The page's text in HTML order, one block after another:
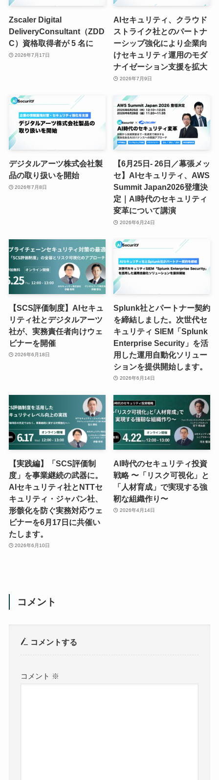
Zscaler Digital
DeliveryConsultant（ZDD
C）資格取得者が 5 名に
2026年7月17日
AIセキュリティ、クラウド
ストライク社とのパートナ
ーシップ強化により企業向
けセキュリティ運用のモダ
ナイゼーション支援を拡大
2026年7月9日
デジタルアーツ株式会社製
品の取り扱いを開始
2026年7月8日
【6月25日- 26日／幕張メッ
セ】AIセキュリティ、AWS
Summit Japan2026登壇決
定｜AI時代のセキュリティ
変革について講演
2026年6月24日
【SCS評価制度】AIセキュ
リティ社とデジタルアーツ
社が、実務責任者向けウェ
ビナーを開催
2026年6月18日
Splunk社とパートナー契約
を締結しました。次世代セ
キュリティ SIEM「Splunk
Enterprise Security」を活
用した運用自動化ソリュー
ションを提供開始します。
2026年6月14日
【実践編】「SCS評価制
度」を事業継続の武器に。
AIセキュリティ社とNTTセ
キュリティ・ジャパン社、
形骸化を防ぐ実務対応ウェ
ビナーを6月17日に共催い
たします。
2026年6月10日
AI時代のセキュリティ投資
戦略 〜「リスク可視化」と
「人材育成」で実現する強
靭な組織作り〜
2026年4月14日
コメント
コメントする
コメント ※